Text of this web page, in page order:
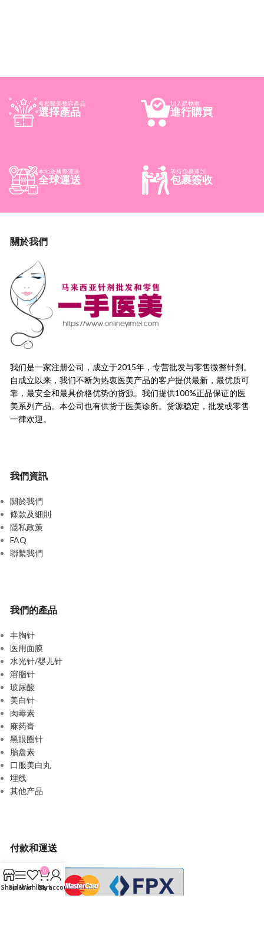
多種醫美整容產品
選擇產品
加入購物車
進行購買
本地及國際運送
全球運送
等待包裹運到
包裹簽收
關於我們
我们是一家注册公司，成立于2015年， 专营批发与零售微整针剂。
自成立以来，我们不断为热衷医美产品的客户提供最新， 最优质可
靠，最安全和最具价格优势的货源。 我们提供100%正品保证的医
美系列产品。本公司也有供货于医美诊所。货源稳定， 批发或零售
一律欢迎。
我們資訊
關於我們
條款及細則
隱私政策
FAQ
聯繫我們
我們的產品
丰胸针
医用面膜
水光针/婴儿针
溶脂针
玻尿酸
美白针
肉毒素
麻药膏
黑眼圈针
胎盘素
口服美白丸
埋线
其他产品
付款和運送
ShopSidebarWishlist
0
Cart
My account